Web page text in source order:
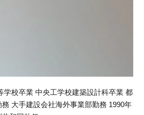
学校卒業 中央工学校建築設計科卒業 都
大手建設会社海外事業部勤務 1990年